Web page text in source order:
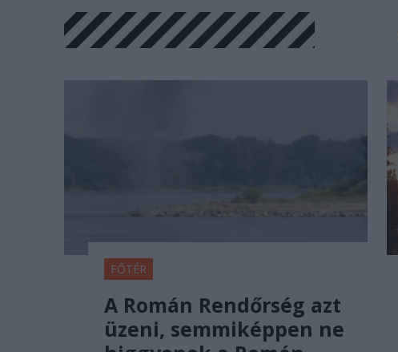
FŐTÉR
A Román Rendőrség azt
üzeni, semmiképpen ne